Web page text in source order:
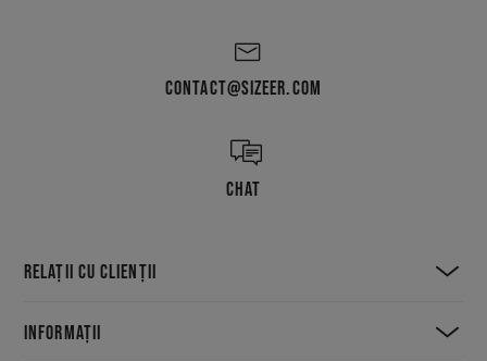
CONTACT@SIZEER.COM
CHAT
RELAȚII CU CLIENȚII
INFORMAȚII